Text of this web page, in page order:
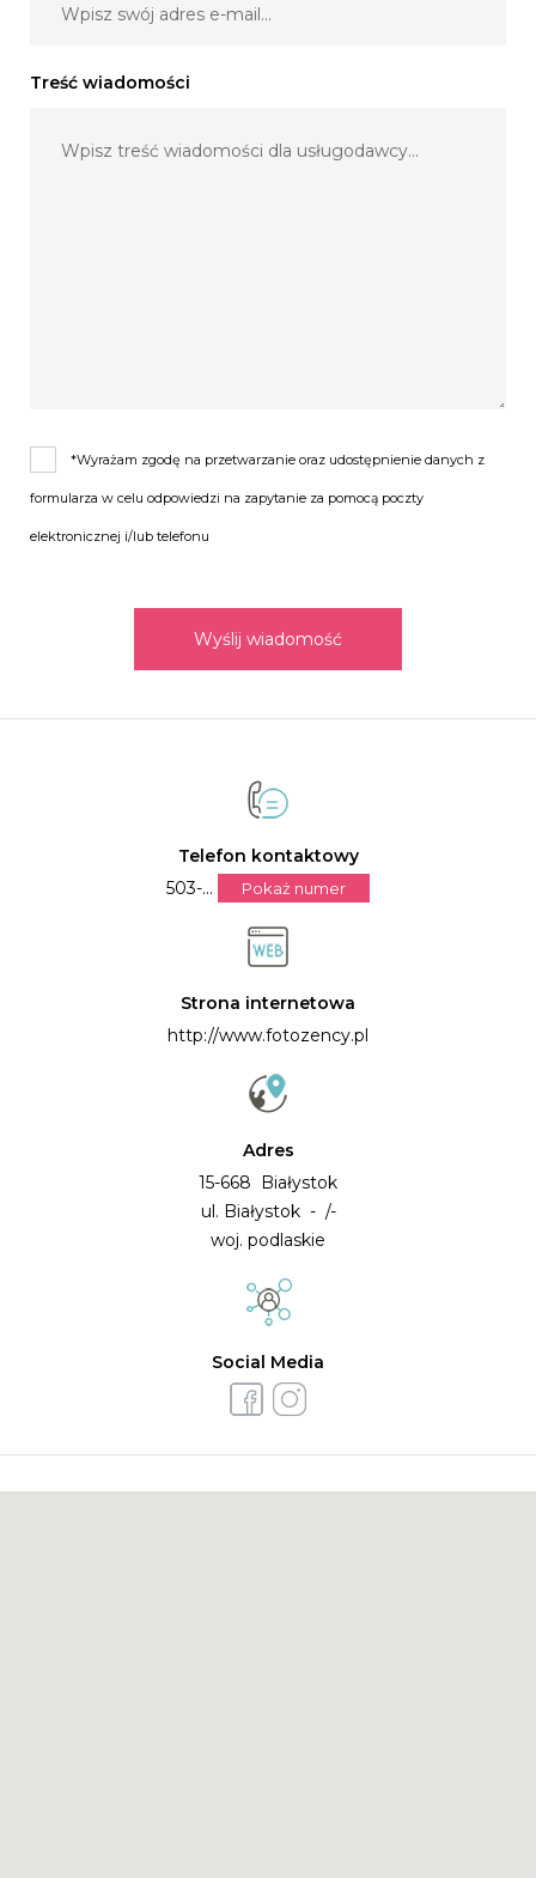
Treść wiadomości
*Wyrażam zgodę na przetwarzanie oraz udostępnienie danych z
formularza w celu odpowiedzi na zapytanie za pomocą poczty
elektronicznej i/lub telefonu
Wyślij wiadomość
Telefon kontaktowy
503-...
Pokaż numer
Strona internetowa
http://www.fotozency.pl
Adres
15-668 Białystok
ul. Białystok - /-
woj. podlaskie
Social Media